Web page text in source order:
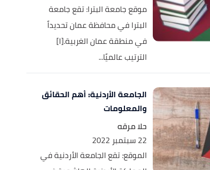
موقع جامعة البترا: تقع جامعة
البترا في محافظة عمان تحديداً
في منطقة عمان الغربية.[١]
الترتيب عالميًا...
الجامعة الأردنية: أهم الحقائق
والمعلومات
حلا مرقه
22 سبتمبر 2022
الموقع: تقع الجامعة الأردنية في